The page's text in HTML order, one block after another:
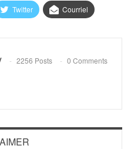
Twitter Courriel
2256 Posts 0 Comments